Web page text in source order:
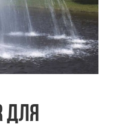
для